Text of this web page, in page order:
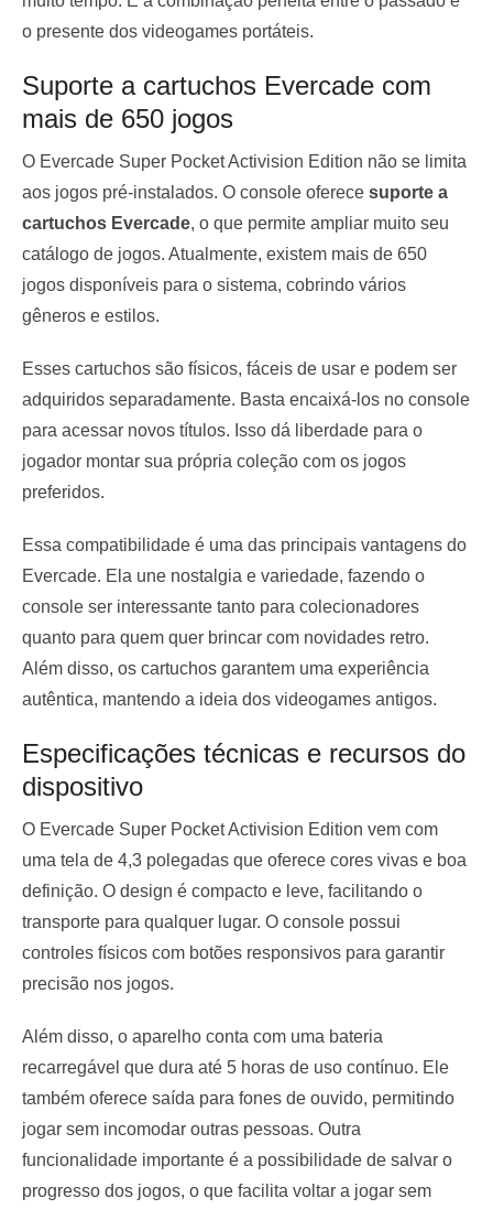
o presente dos videogames portáteis.
Suporte a cartuchos Evercade com
mais de 650 jogos
O Evercade Super Pocket Activision Edition não se limita
aos jogos pré-instalados. O console oferece suporte a
cartuchos Evercade, o que permite ampliar muito seu
catálogo de jogos. Atualmente, existem mais de 650
jogos disponíveis para o sistema, cobrindo vários
gêneros e estilos.
Esses cartuchos são físicos, fáceis de usar e podem ser
adquiridos separadamente. Basta encaixá-los no console
para acessar novos títulos. Isso dá liberdade para o
jogador montar sua própria coleção com os jogos
preferidos.
Essa compatibilidade é uma das principais vantagens do
Evercade. Ela une nostalgia e variedade, fazendo o
console ser interessante tanto para colecionadores
quanto para quem quer brincar com novidades retro.
Além disso, os cartuchos garantem uma experiência
autêntica, mantendo a ideia dos videogames antigos.
Especificações técnicas e recursos do
dispositivo
O Evercade Super Pocket Activision Edition vem com
uma tela de 4,3 polegadas que oferece cores vivas e boa
definição. O design é compacto e leve, facilitando o
transporte para qualquer lugar. O console possui
controles físicos com botões responsivos para garantir
precisão nos jogos.
Além disso, o aparelho conta com uma bateria
recarregável que dura até 5 horas de uso contínuo. Ele
também oferece saída para fones de ouvido, permitindo
jogar sem incomodar outras pessoas. Outra
funcionalidade importante é a possibilidade de salvar o
progresso dos jogos, o que facilita voltar a jogar sem